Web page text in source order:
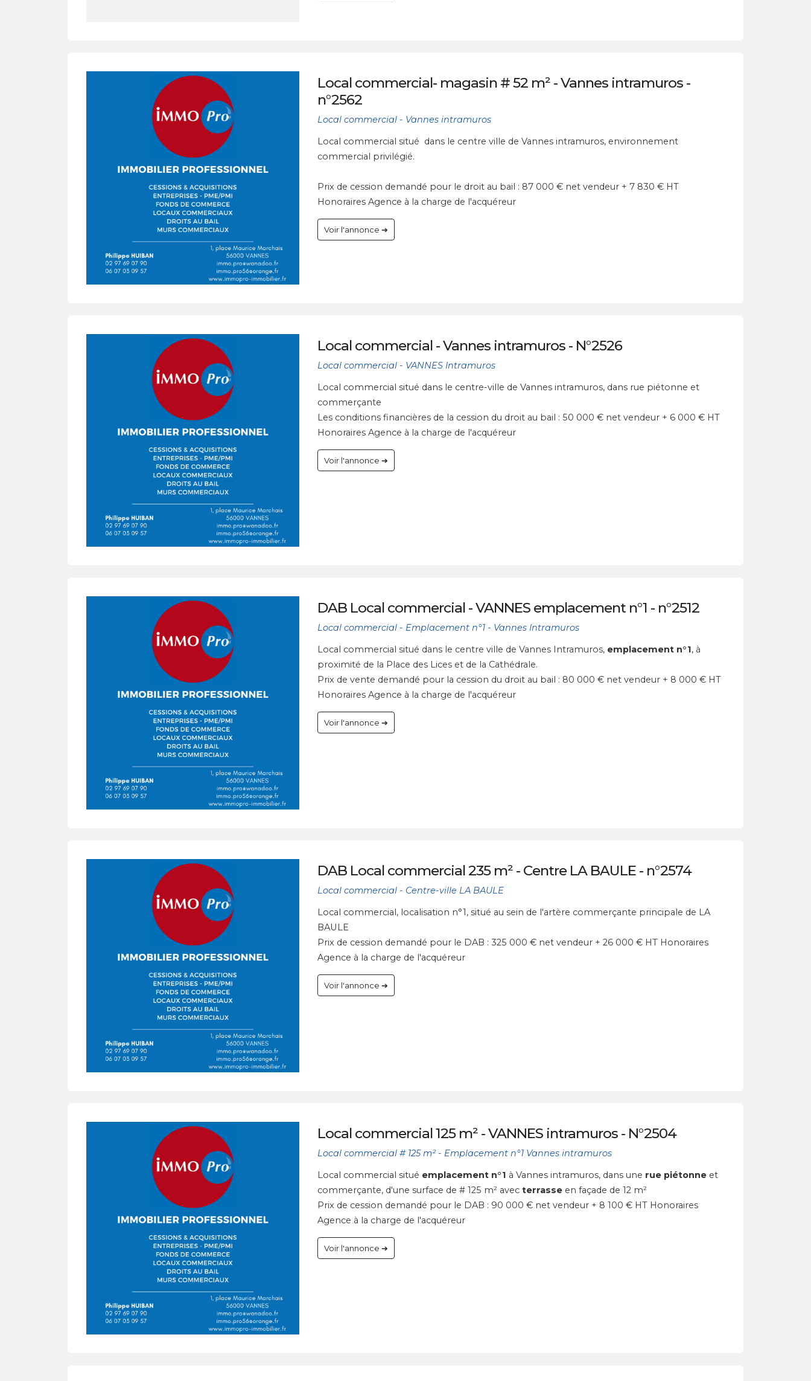
Local commercial- magasin # 52 m² - Vannes intramuros -
n°2562
Local commercial - Vannes intramuros
Local commercial situé dans le centre ville de Vannes intramuros, environnement
commercial privilégié.
Prix de cession demandé pour le droit au bail : 87 000 € net vendeur + 7 830 € HT
Honoraires Agence à la charge de l'acquéreur
Voir l'annonce ➔
Local commercial - Vannes intramuros - N°2526
Local commercial - VANNES Intramuros
Local commercial situé dans le centre-ville de Vannes intramuros, dans rue piétonne et
commerçante
Les conditions financières de la cession du droit au bail : 50 000 € net vendeur + 6 000 € HT
Honoraires Agence à la charge de l'acquéreur
Voir l'annonce ➔
DAB Local commercial - VANNES emplacement n°1 - n°2512
Local commercial - Emplacement n°1 - Vannes Intramuros
Local commercial situé dans le centre ville de Vannes Intramuros, emplacement n°1, à
proximité de la Place des Lices et de la Cathédrale.
Prix de vente demandé pour la cession du droit au bail : 80 000 € net vendeur + 8 000 € HT
Honoraires Agence à la charge de l'acquéreur
Voir l'annonce ➔
DAB Local commercial 235 m² - Centre LA BAULE - n°2574
Local commercial - Centre-ville LA BAULE
Local commercial, localisation n°1, situé au sein de l'artère commerçante principale de LA
BAULE
Prix de cession demandé pour le DAB : 325 000 € net vendeur + 26 000 € HT Honoraires
Agence à la charge de l'acquéreur
Voir l'annonce ➔
Local commercial 125 m² - VANNES intramuros - N°2504
Local commercial # 125 m² - Emplacement n°1 Vannes intramuros
Local commercial situé emplacement n°1 à Vannes intramuros, dans une rue piétonne et
commerçante, d'une surface de # 125 m² avecterrasse en façade de 12 m²
Prix de cession demandé pour le DAB : 90 000 € net vendeur + 8 100 € HT Honoraires
Agence à la charge de l'acquéreur
Voir l'annonce ➔